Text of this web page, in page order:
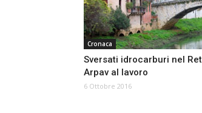
Cronaca
Sversati idrocarburi nel
Arpav al lavoro
6 Ottobre 2016